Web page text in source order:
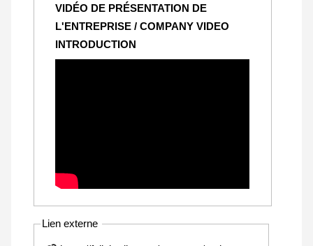
VIDÉO DE PRÉSENTATION DE
L'ENTREPRISE / COMPANY VIDEO
INTRODUCTION
Lien externe